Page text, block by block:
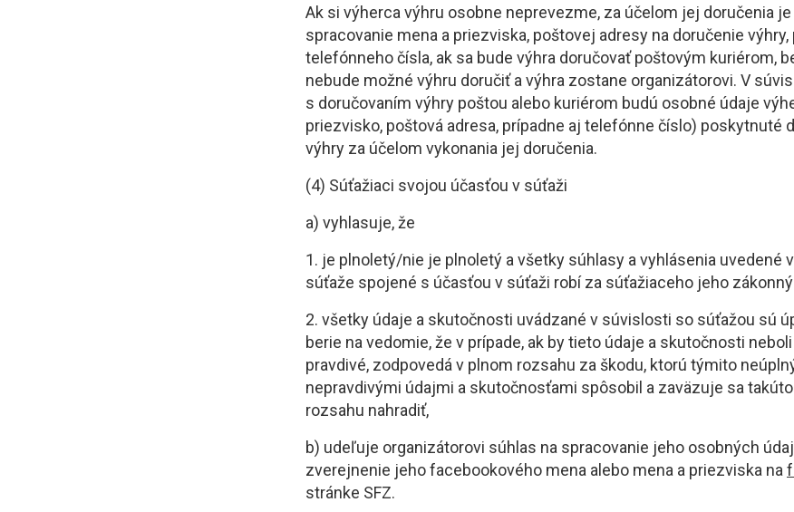
Ak si výherca výhru osobne neprevezme, za účelom jej doručenia
spracovanie mena a priezviska, poštovej adresy na doručenie výhry,
telefónneho čísla, ak sa bude výhra doručovať poštovým kuriérom,
nebude možné výhru doručiť a výhra zostane organizátorovi. V
s doručovaním výhry poštou alebo kuriérom budú osobné údaje
priezvisko, poštová adresa, prípadne aj telefónne číslo) poskytnuté
výhry za účelom vykonania jej doručenia.
(4) Súťažiaci svojou účasťou v súťaži
a) vyhlasuje, že
1. je plnoletý/nie je plnoletý a všetky súhlasy a vyhlásenia uvedené
súťaže spojené s účasťou v súťaži robí za súťažiaceho jeho
2. všetky údaje a skutočnosti uvádzané v súvislosti so súťažou sú
berie na vedomie, že v prípade, ak by tieto údaje a skutočnosti
pravdivé, zodpovedá v plnom rozsahu za škodu, ktorú týmito
nepravdivými údajmi a skutočnosťami spôsobil a zaväzuje sa
rozsahu nahradiť,
b) udeľuje organizátorovi súhlas na spracovanie jeho osobných
zverejnenie jeho facebookového mena alebo mena a priezviska na
stránke SFZ.